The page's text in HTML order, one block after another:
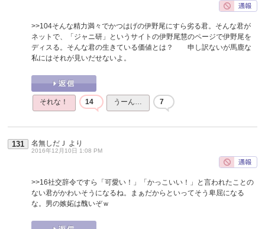
>>104そんな精力満々でかつはげの伊野尾にすら劣る君。そんな君が
ネットで、「ジャニ研」というサイトの伊野尾慧のページで伊野尾を
ディスる。そんな君の生きている価値とは？ 申し訳ないが馬鹿な
私にはそれが見いだせないよ。
それな！ 14 うーん… 7
131 名無しだＪ より
2016年12月10日 1:08 PM
>>16社交辞令ですら「可愛い！」「かっこいい！」と言われたことの
ない君がかわいそうになるね。まぁだからといってそう卑屈になる
な。男の嫉妬は醜いぞｗ